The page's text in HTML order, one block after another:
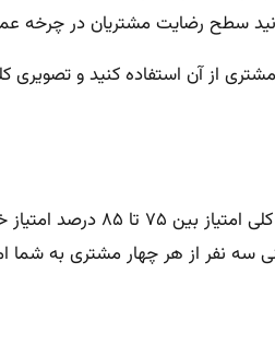
سطح رضایت مشتریان در
از آن استفاده کنید و تصویری
گرچه شاخص رضایت مشتریان